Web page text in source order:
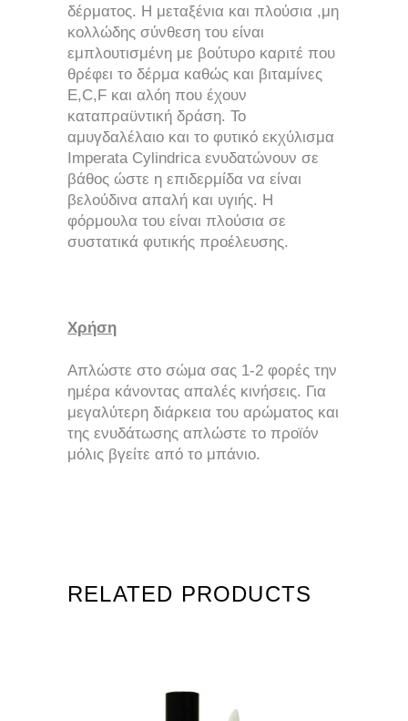
δέρματος. Η μεταξένια και πλούσια ,μη
κολλώδης σύνθεση του είναι
εμπλουτισμένη με βούτυρο καριτέ που
θρέφει το δέρμα καθώς και βιταμίνες
E,C,F και αλόη που έχουν
καταπραϋντική δράση. Το
αμυγδαλέλαιο και το φυτικό εκχύλισμα
Imperata Cylindrica ενυδατώνουν σε
βάθος ώστε η επιδερμίδα να είναι
βελούδινα απαλή και υγιής. Η
φόρμουλα του είναι πλούσια σε
συστατικά φυτικής προέλευσης.
Χρήση
Απλώστε στο σώμα σας 1-2 φορές την
ημέρα κάνοντας απαλές κινήσεις. Για
μεγαλύτερη διάρκεια του αρώματος και
της ενυδάτωσης απλώστε το προϊόν
μόλις βγείτε από το μπάνιο.
RELATED PRODUCTS